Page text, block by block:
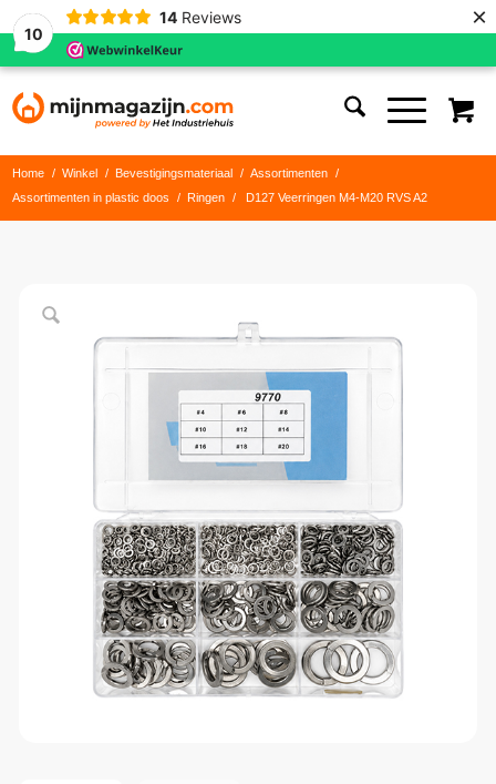
10
14 Reviews ×
Home / Winkel / Bevestigingsmateriaal / Assortimenten
/
Assortimenten in plastic doos
/ Ringen / D127 Veerringen M4-M20 RVS A2